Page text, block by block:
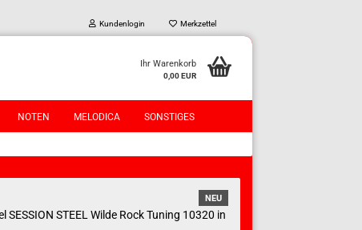
Kundenlogin Merkzettel
Ihr Warenkorb
0,00 EUR
NOTEN MELODICA SONSTIGES
NEU
SESSION STEEL Wilde Rock Tuning 10320 in